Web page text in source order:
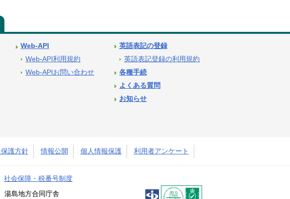
Web-API
Web-API利用規約
Web-APIお問い合わせ
英語表記の登録
英語表記登録の利用規約
各種手続
よくある質問
お知らせ
護方針 情報公開 個人情報保護 利用者アンケート
社会保障・税番号制度
湯島地方合同庁舎